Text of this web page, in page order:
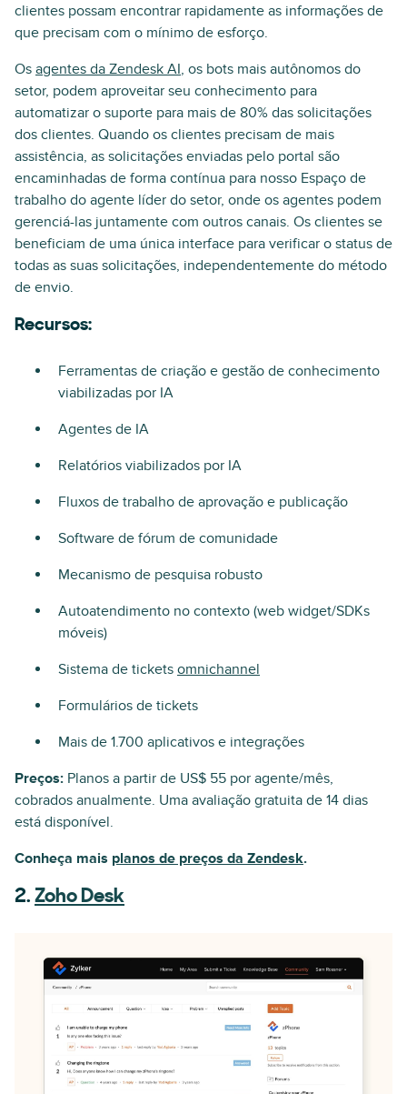
clientes possam encontrar rapidamente as informações de
que precisam com o mínimo de esforço.
Os agentes da Zendesk AI, os bots mais autônomos do
setor, podem aproveitar seu conhecimento para
automatizar o suporte para mais de 80% das solicitações
dos clientes. Quando os clientes precisam de mais
assistência, as solicitações enviadas pelo portal são
encaminhadas de forma contínua para nosso Espaço de
trabalho do agente líder do setor, onde os agentes podem
gerenciá-las juntamente com outros canais. Os clientes se
beneficiam de uma única interface para verificar o status de
todas as suas solicitações, independentemente do método
de envio.
Recursos:
Ferramentas de criação e gestão de conhecimento
viabilizadas por IA
Agentes de IA
Relatórios viabilizados por IA
Fluxos de trabalho de aprovação e publicação
Software de fórum de comunidade
Mecanismo de pesquisa robusto
Autoatendimento no contexto (web widget/SDKs
móveis)
Sistema de tickets omnichannel
Formulários de tickets
Mais de 1.700 aplicativos e integrações
Preços: Planos a partir de US$ 55 por agente/mês,
cobrados anualmente. Uma avaliação gratuita de 14 dias
está disponível.
Conheça mais planos de preços da Zendesk.
2. Zoho Desk